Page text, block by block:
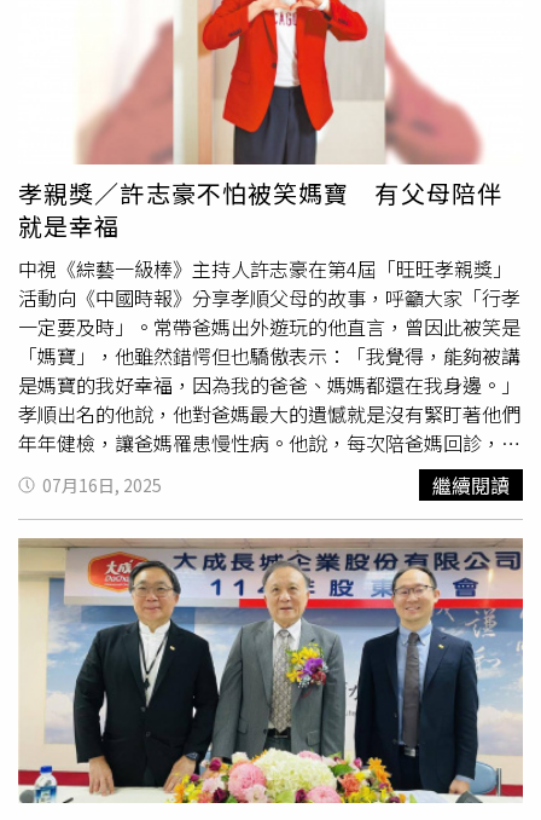
桌的sakura」。至於台灣，Cheap形容其手牌為一張黑桃2
代表台積電，與多張底牌3、4、5、7、10，並指出台灣早
在4月就「亮底牌」，交出了台積電，「開局就亮底牌，剩
下的回合就過過過。」他直言，鄭麗君領軍的談判團隊其實
無牌可打，呼籲外界不應苛責，「唯一的籌碼太早打出，誰
談都難」。他同時批評，民進黨先前卻集中火力推動「大罷
免」，反而讓人質疑是否真正專注於經貿與民生議題，並提
及民進黨政策顧問王義川在7月12日曾表示「沒有什麼比大
罷免更重要」，強調政治操作蓋過政策實務，令人感嘆。文
末，Cheap也為鄭麗君發聲，表示其實談判結果已在預期之
內，呼籲外界「給鄭麗君一點掌聲」。對此，網友們表示，
「台幣升值也是一張牌，早早就打出去了」 、「早把大老
二打出去 後面還不專心打牌」 、「還沒談判前就先送上台
積電跟天然氣投資真的很瞎」 、「側翼約三分鐘後到達戰
場。」另外，有網友針對英國被美國課10％的關稅，形容
「英國是他插在賭場的內應，騙你上桌幫你喊唆哈的」、
「你沒發現英國這個玩家穿的是賭場工作人員的制服嗎？」
孝親獎／許志豪不怕被笑媽寶 有父母陪伴
就是幸福
中視《綜藝一級棒》主持人許志豪在第4屆「旺旺孝親獎」
活動向《中國時報》分享孝順父母的故事，呼籲大家「行孝
一定要及時」。常帶爸媽出外遊玩的他直言，曾因此被笑是
「媽寶」，他雖然錯愕但也驕傲表示：「我覺得，能夠被講
是媽寶的我好幸福，因為我的爸爸、媽媽都還在我身邊。」
孝順出名的他說，他對爸媽最大的遺憾就是沒有緊盯著他們
年年健檢，讓爸媽罹患慢性病。他說，每次陪爸媽回診，內
心都十分不捨，尤其瘦小的媽媽獨自走進診間的背影最讓他
心痛，「以前都覺得爸媽是無敵鐵金鋼，結果現在退休的他
們要常到醫院，我媽18歲就嫁人，當了媽媽一輩子，每次陪
她回診都會覺得媽媽怎麼這麼勇敢，但她愈勇敢，我們就會
愈心疼」，他感謝爸媽過去把最珍貴的青春奉獻給家，辛苦
的拉拔著他們三兄弟長大。他說，有時分享帶爸媽旅遊的照
片，會聽到他在炫富的質疑聲，他強調自己絕非炫富，而是
在用行動提醒自己把握跟爸媽相處的每分每秒，「我要用我
最大的努力跟能力，去累積我們最美好的回憶」。他表示，
或許在外人眼中都覺得許志豪好孝順，但對他而言，他才是
最幸福的人，「其實都是爸媽在陪我，我很謝謝爸爸媽媽願
意陪我到處去，讓我們在很珍貴的時間裡面彼此陪伴」。許
07月16日, 2025 繼續閱讀